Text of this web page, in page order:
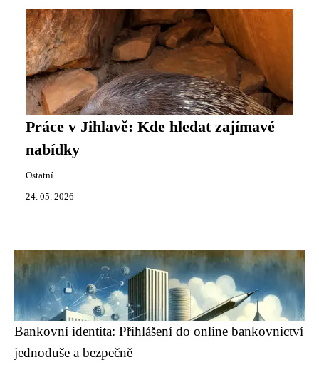
Práce v Jihlavě: Kde hledat zajímavé
nabídky
Ostatní
24. 05. 2026
Bankovní identita: Přihlášení do online bankovnictví
jednoduše a bezpečně